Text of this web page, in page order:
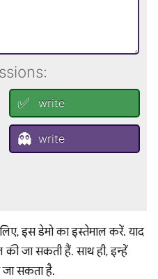
इस डेमो का इस्तेमाल करें. याद
जा सकती हैं. साथ ही, इन्हें
जा सकता है.